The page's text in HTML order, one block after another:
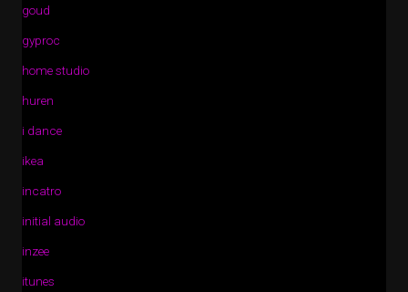
goud
gyproc
home studio
huren
i dance
ikea
incatro
initial audio
inzee
itunes